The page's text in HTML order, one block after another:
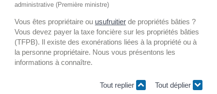
administrative (Première ministre)
Vous êtes propriétaire ou usufruitier de propriétés bâties ?
Vous devez payer la taxe foncière sur les propriétés bâties
(TFPB). Il existe des exonérations liées à la propriété ou à
la personne propriétaire. Nous vous présentons les
informations à connaître.
Tout replier Tout déplier